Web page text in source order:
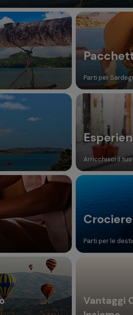
Parti per
Arricchisci il
Crociere
Parti per le
Vantaggi